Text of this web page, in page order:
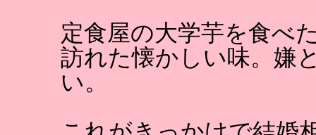
定食屋の大学芋を食べ
訪れた懐かしい味。嫌
い。